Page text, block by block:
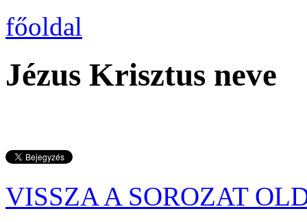
főoldal
Jézus Krisztus neve
VISSZA A SOROZAT